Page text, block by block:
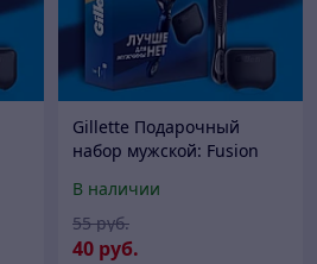
Gillette Подарочный
набор мужской: Fusion
1 кассетой + Чехол /
футляр
В наличии
40 руб.
55 руб.